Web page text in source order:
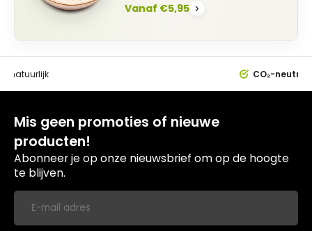
Vanaf €5,95 ›
natuurlijk CO₂-
Mis geen promoties of nieuwe
producten!
Abonneer je op onze nieuwsbrief om op de hoogte
te blijven.